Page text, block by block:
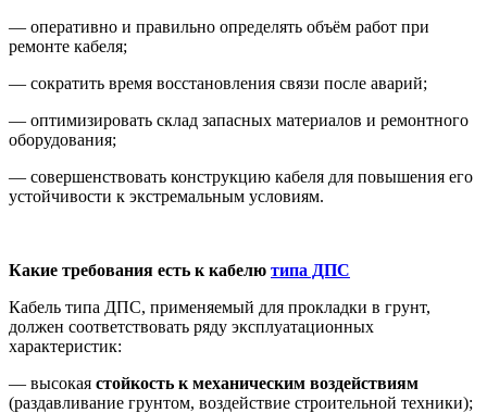
— оперативно и правильно определять объём работ при
ремонте кабеля;
— сократить время восстановления связи после аварий;
— оптимизировать склад запасных материалов и ремонтного
оборудования;
— совершенствовать конструкцию кабеля для повышения его
устойчивости к экстремальным условиям.
Какие требования есть к кабелю типа ДПС
Кабель типа ДПС, применяемый для прокладки в грунт,
должен соответствовать ряду эксплуатационных
характеристик:
— высокая стойкость к механическим воздействиям
(раздавливание грунтом, воздействие строительной техники);